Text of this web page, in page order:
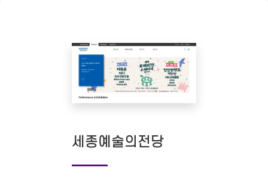
세종예술의전당